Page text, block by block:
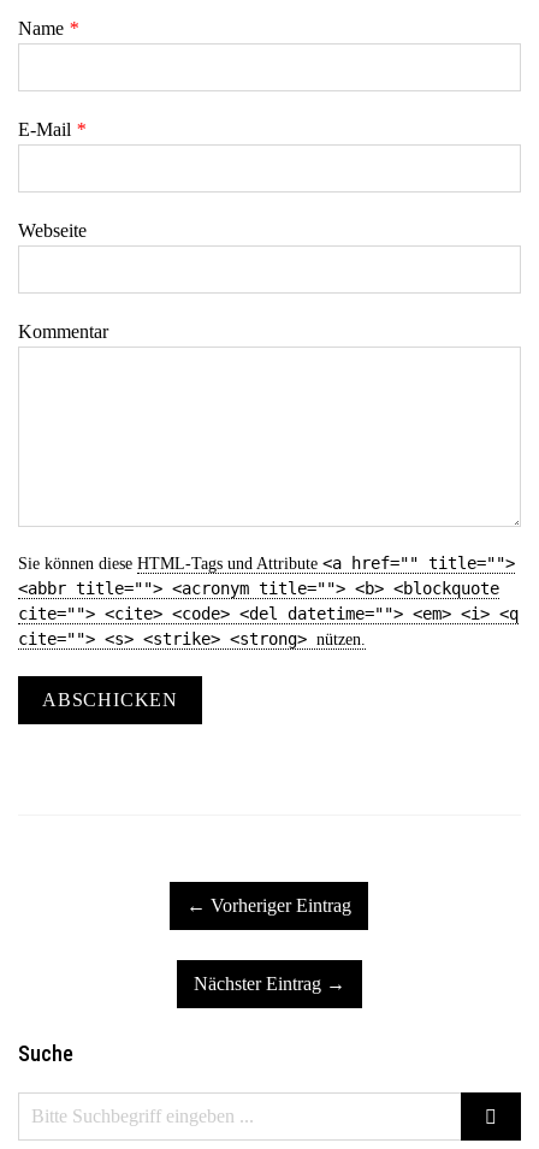
Name *
E-Mail *
Webseite
Kommentar
Sie können diese HTML-Tags und Attribute <a href="" title="">
<abbr title=""> <acronym title=""> <b> <blockquote
cite=""> <cite> <code> <del datetime=""> <em> <i> <q
cite=""> <s> <strike> <strong> nützen.
ABSCHICKEN
← Vorheriger Eintrag
Nächster Eintrag →
Suche